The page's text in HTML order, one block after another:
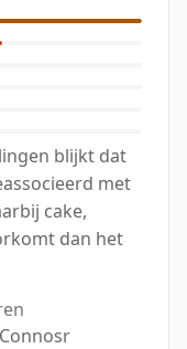
blijkt dat
met
cake,
dan het